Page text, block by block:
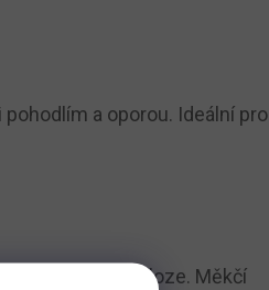
a oporou. Ideální pro
spánkové poloze. Měkčí